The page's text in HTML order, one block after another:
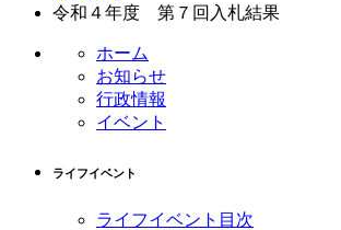
令和４年度 第７回入札結果
ホーム
お知らせ
行政情報
イベント
ライフイベント
ライフイベント目次